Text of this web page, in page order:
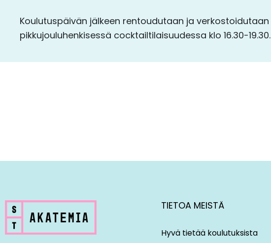
Koulutuspäivän jälkeen rentoudutaan ja verkostoidutaan
pikkujouluhenkisessä cocktailtilaisuudessa klo 16.30-19.30.
TIETOA MEISTÄ
Hyvä tietää koulutuksista